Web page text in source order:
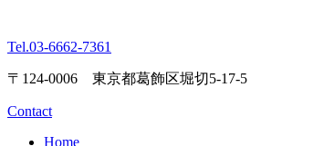
Tel.03-6662-7361
〒124-0006 東京都葛飾区堀切5-17-5
Contact
Home